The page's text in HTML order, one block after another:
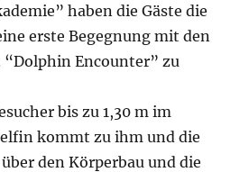
haben die Gäste die
erste Begegnung mit den
“Dolphin Encounter” zu
bis zu 1,30 m im
kommt zu ihm und die
den Körperbau und die